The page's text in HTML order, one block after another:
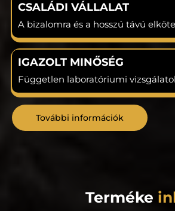
CSALÁDI VÁLLALAT
A bizalomra és a hosszú távú
IGAZOLT MINŐSÉG
Független laboratóriumi
További információk
Terméke